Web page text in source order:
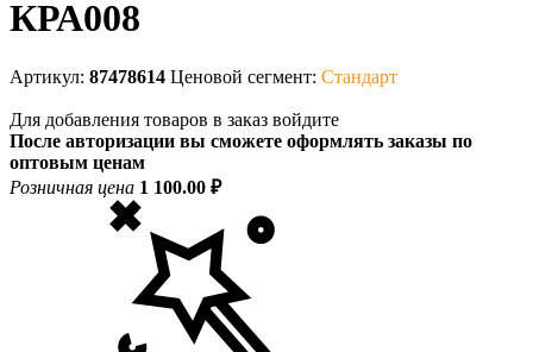
КРА008
Артикул: 87478614 Ценовой сегмент: Стандарт
Для добавления товаров в заказ войдите
После авторизации вы сможете оформлять заказы по
оптовым ценам
Розничная цена 1 100.00 ₽